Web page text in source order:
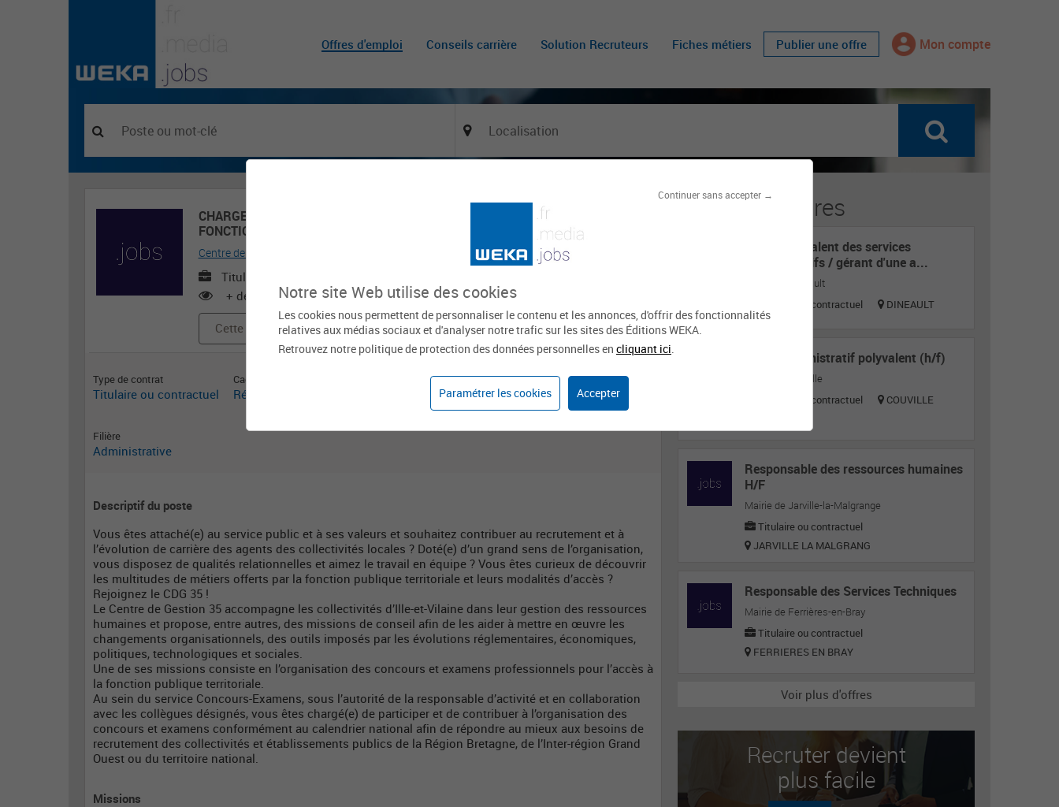
Continuer sans accepter →
Notre site Web utilise des cookies
Les cookies nous permettent de personnaliser le contenu et les annonces, d'offrir des fonctionnalités
relatives aux médias sociaux et d'analyser notre trafic sur les sites des Éditions WEKA.
Retrouvez notre politique de protection des données personnelles en cliquant ici
Paramétrer les cookies Accepter
Offres d'emploi Conseils carrière Solution Recruteurs Fiches métiers Publier une offre Mon compte
CHARGE(E) D’ORGANISATION DES CONCOURS ET EXAMENS D’ACCES A LA
FONCTION PUBLIQUE (H/F)
Centre de gestion de la fonction publique territoriale - Ille-et-Vilaine
Titulaire ou contractuel
+ de 500 vues
Cette offre d'emploi est expirée
Type de contrat
Titulaire ou contractuel
Cadre emploi
Rédacteur territorial
Domaine d'activité
Affaires générales
Métier
Assistante / Assistant
de gestion
Filière
Administrative
Descriptif du poste
Vous êtes attaché(e) au service public et à ses valeurs et souhaitez contribuer au recrutement et à
l’évolution de carrière des agents des collectivités locales ? Doté(e) d’un grand sens de l’organisation,
vous disposez de qualités relationnelles et aimez le travail en équipe ? Vous êtes curieux de découvrir
les multitudes de métiers offerts par la fonction publique territoriale et leurs modalités d’accès ?
Rejoignez le CDG 35 !
Le Centre de Gestion 35 accompagne les collectivités d’Ille-et-Vilaine dans leur gestion des ressources
humaines et propose, entre autres, des missions de conseil afin de les aider à mettre en œuvre les
changements organisationnels, des outils imposés par les évolutions réglementaires, économiques,
politiques, technologiques et sociales.
Une de ses missions consiste en l’organisation des concours et examens professionnels pour l’accès à
la fonction publique territoriale.
Au sein du service Concours-Examens, sous l’autorité de la responsable d’activité et en collaboration
avec les collègues désignés, vous êtes chargé(e) de participer et de contribuer à l’organisation des
concours et examens conformément au calendrier national afin de répondre au mieux aux besoins de
recrutement des collectivités et établissements publics de la Région Bretagne, de l’Inter-région Grand
Ouest ou du territoire national.
Missions
Offres similaires
Agent polyvalent des services
administratifs / gérant d'une a...
Mairie de Dinéault
Titulaire ou contractuel
DINEAULT
Agent administratif polyvalent (h/f)
Mairie de Couville
Titulaire ou contractuel
COUVILLE
Responsable des ressources humaines
H/F
Mairie de Jarville-la-Malgrange
Titulaire ou contractuel
JARVILLE LA MALGRANG
Responsable des Services Techniques
Mairie de Ferrières-en-Bray
Titulaire ou contractuel
FERRIERES EN BRAY
Voir plus d'offres
Recruter devient
plus facile